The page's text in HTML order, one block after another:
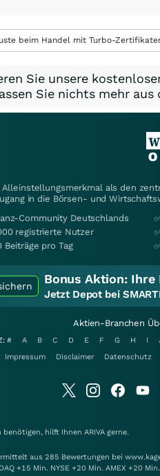
beim Handel mit Turbo-
Sie unsere
Sie nichts mehr aus
als den
in die Börsen- und
Community Deutschlands
registrierte Nutzer
Beiträge pro Tag
Bonus Aktion: Ihre
Jetzt Depot bei
Aktien-Branchen
# A B C D E F G H I
Impressum
Disclaimer Datenschutz
benötigen, hilft Ihnen ARIVA gerne.
aus 285 Bewertungen bei
+15 Min. NYSE +20 Min. AMEX +20